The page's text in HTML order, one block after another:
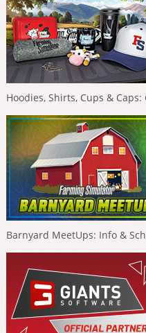
Hoodies, Shirts, Cups &
Barnyard MeetUps: Info &